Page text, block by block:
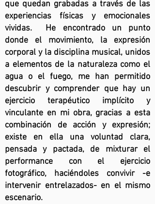
que quedan grabadas a través de las
experiencias físicas y emocionales
vividas. He encontrado un punto
donde el movimiento, la expresión
corporal y la disciplina musical, unidos
a elementos de la naturaleza como el
agua o el fuego, me han permitido
descubrir y comprender que hay un
ejercicio terapéutico implícito y
vinculante en mi obra, gracias a esta
combinación de acción y expresión;
existe en ella una voluntad clara,
pensada y pactada, de mixturar el
performance con el ejercicio
fotográfico, haciéndoles convivir -e
intervenir entrelazados- en el mismo
escenario.